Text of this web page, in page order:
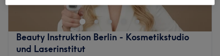
Wilmersdorf begleitet dich auf dem Weg zu neuer
Jugend. Gönn auch du dir einen Wellness-Tag und buche
deinen persönlichen Wunschtermin einfach und bequem
mit Treatwell!
Beauty Instruktion Berlin - Kosmetikstudio
und Laserinstitut